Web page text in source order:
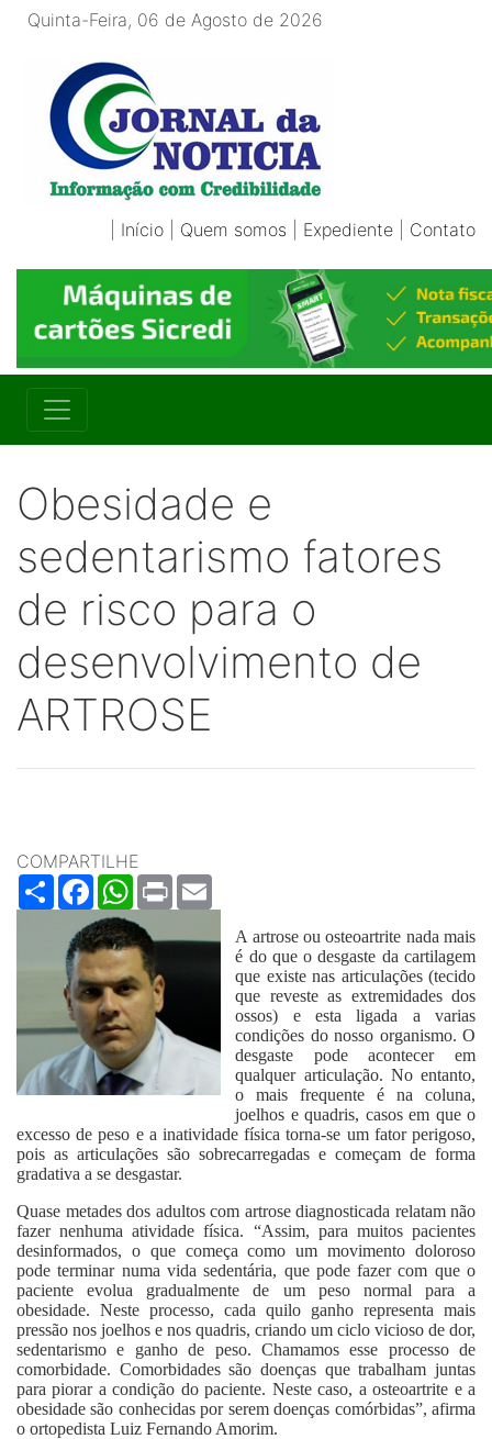
Quinta-Feira, 06 de Agosto de 2026
Início Quem somos Expediente Contato
Obesidade e
sedentarismo fatores
de risco para o
desenvolvimento de
ARTROSE
COMPARTILHE
ShareFacebookWhatsApp
Print
A artrose ou osteoartrite nada mais
é do que o desgaste da cartilagem
que existe nas articulações (tecido
que reveste as extremidades dos
ossos) e esta ligada a varias
condições do nosso organismo. O
desgaste pode acontecer em
qualquer articulação. No entanto,
o mais frequente é na coluna,
joelhos e quadris, casos em que o
excesso de peso e a inatividade física torna-se um fator perigoso,
pois as articulações são sobrecarregadas e começam de forma
gradativa a se desgastar.
Quase metades dos adultos com artrose diagnosticada relatam não
fazer nenhuma atividade física. “Assim, para muitos pacientes
desinformados, o que começa como um movimento doloroso
pode terminar numa vida sedentária, que pode fazer com que o
paciente evolua gradualmente de um peso normal para a
obesidade. Neste processo, cada quilo ganho representa mais
pressão nos joelhos e nos quadris, criando um ciclo vicioso de dor,
sedentarismo e ganho de peso. Chamamos esse processo de
comorbidade. Comorbidades são doenças que trabalham juntas
para piorar a condição do paciente. Neste caso, a osteoartrite e a
obesidade são conhecidas por serem doenças comórbidas”, afirma
o ortopedista Luiz Fernando Amorim.